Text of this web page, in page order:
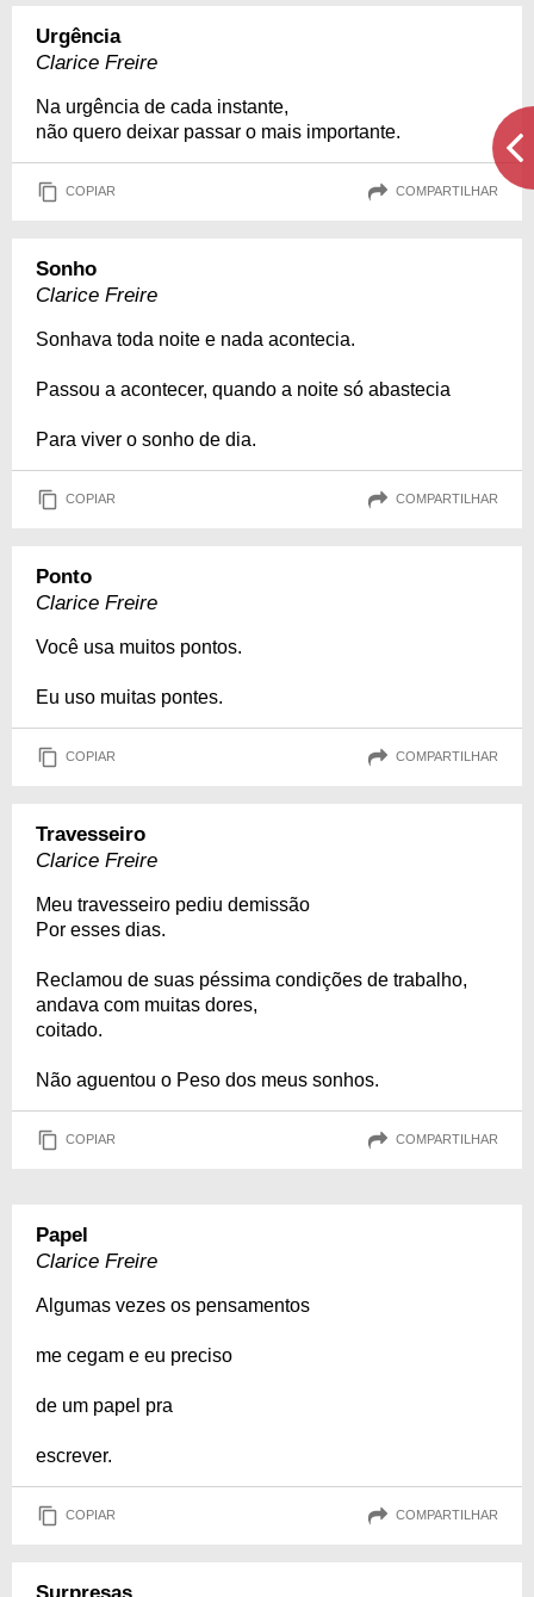
Urgência
Clarice Freire
Na urgência de cada instante,
não quero deixar passar o mais importante.
COPIAR COMPARTILHAR
Sonho
Clarice Freire
Sonhava toda noite e nada acontecia.
Passou a acontecer, quando a noite só abastecia
Para viver o sonho de dia.
COPIAR COMPARTILHAR
Ponto
Clarice Freire
Você usa muitos pontos.
Eu uso muitas pontes.
COPIAR COMPARTILHAR
Travesseiro
Clarice Freire
Meu travesseiro pediu demissão
Por esses dias.
Reclamou de suas péssima condições de trabalho,
andava com muitas dores,
coitado.
Não aguentou o Peso dos meus sonhos.
COPIAR COMPARTILHAR
Papel
Clarice Freire
Algumas vezes os pensamentos
me cegam e eu preciso
de um papel pra
escrever.
COPIAR COMPARTILHAR